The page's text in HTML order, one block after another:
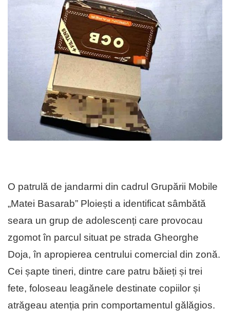
O patrulă de jandarmi din cadrul Grupării Mobile
„Matei Basarab” Ploiești a identificat sâmbătă
seara un grup de adolescenți care provocau
zgomot în parcul situat pe strada Gheorghe
Doja, în apropierea centrului comercial din zonă.
Cei șapte tineri, dintre care patru băieți și trei
fete, foloseau leagănele destinate copiilor și
atrăgeau atenția prin comportamentul gălăgios.